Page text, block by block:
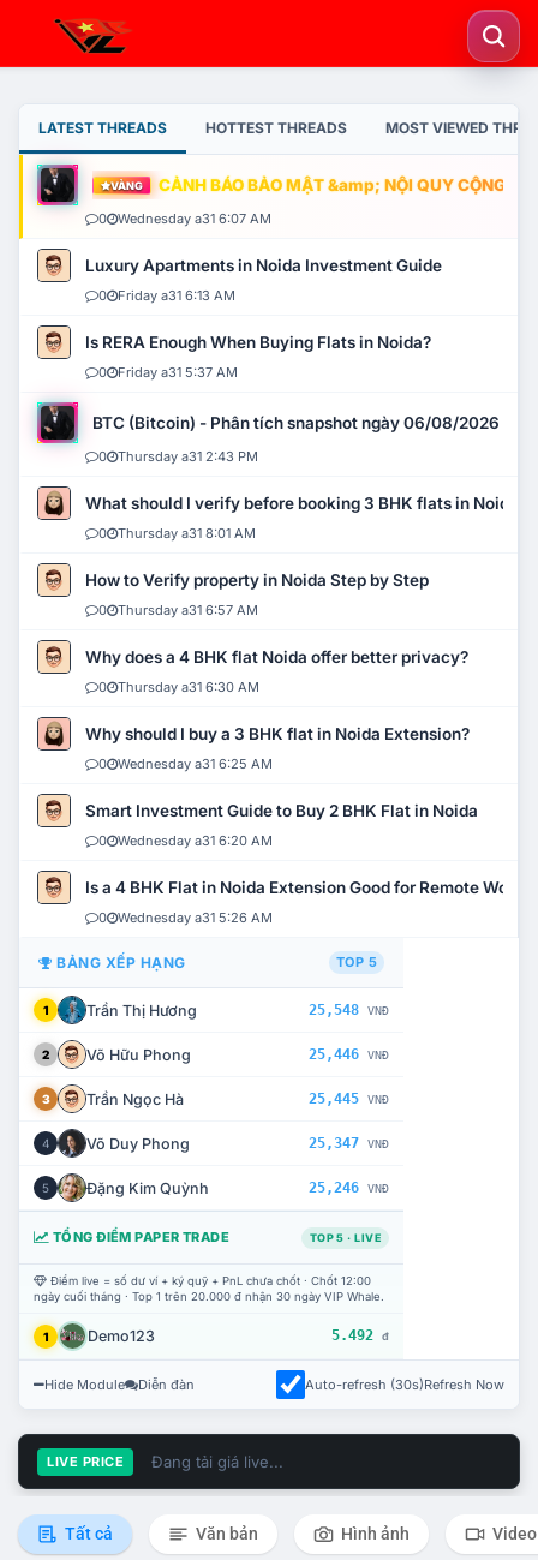
LATEST THREADS HOTTEST THREADS MOST VIEWED
VÀNG CẢNH BÁO BẢO MẬT &amp; NỘI QUY CỘNG
0 Wednesday a31 6:07 AM
Luxury Apartments in Noida Investment Guide
0 Friday a31 6:13 AM
Is RERA Enough When Buying Flats in Noida?
0 Friday a31 5:37 AM
BTC (Bitcoin) - Phân tích snapshot ngày 06/08/2026
0 Thursday a31 2:43 PM
What should I verify before booking 3 BHK flats in Noida?
0 Thursday a31 8:01 AM
How to Verify property in Noida Step by Step
0 Thursday a31 6:57 AM
Why does a 4 BHK flat Noida offer better privacy?
0 Thursday a31 6:30 AM
Why should I buy a 3 BHK flat in Noida Extension?
0 Wednesday a31 6:25 AM
Smart Investment Guide to Buy 2 BHK Flat in Noida
0 Wednesday a31 6:20 AM
Is a 4 BHK Flat in Noida Extension Good for Remote Work?
0 Wednesday a31 5:26 AM
BẢNG XẾP HẠNG TOP 5
1 Trần Thị Hương 25,548 VNĐ
2 Võ Hữu Phong 25,446 VNĐ
3 Trần Ngọc Hà 25,445 VNĐ
4 Võ Duy Phong 25,347 VNĐ
5 Đặng Kim Quỳnh 25,246 VNĐ
TỔNG ĐIỂM PAPER TRADE TOP 5 · LIVE
Điểm live = số dư ví + ký quỹ + PnL chưa chốt · Chốt 12:00
ngày cuối tháng · Top 1 trên 20.000 đ nhận 30 ngày VIP Whale.
1 Demo123 5.492 đ
Hide Module Diễn đàn Auto-refresh (30s)Refresh Now
LIVE PRICE Đang tải giá live...
Tất cả Văn bản Hình ảnh Video